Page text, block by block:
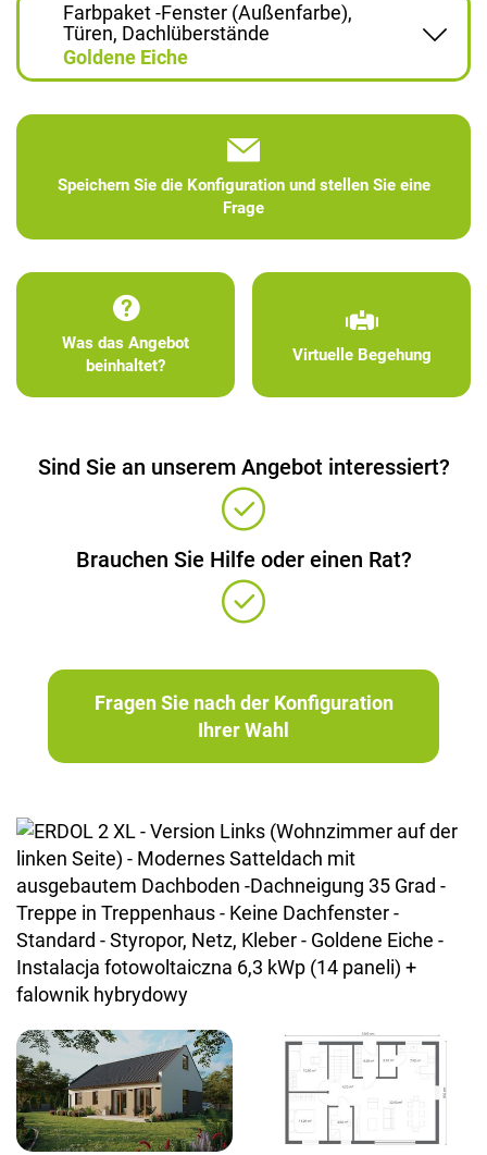
Farbpaket -Fenster (Außenfarbe),
Türen, Dachlüberstände
Goldene Eiche
Speichern Sie die Konfiguration und stellen Sie eine
Frage
Was das Angebot
beinhaltet?
Virtuelle Begehung
Sind Sie an unserem Angebot interessiert?
Brauchen Sie Hilfe oder einen Rat?
Fragen Sie nach der Konfiguration
Ihrer Wahl